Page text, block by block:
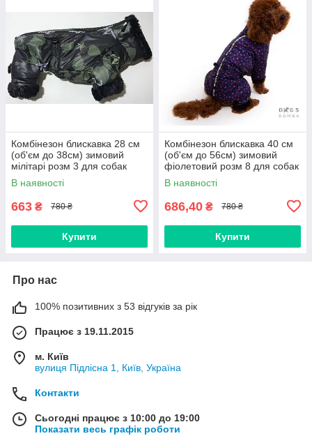
Комбінезон блискавка 28 см
(об'єм до 38см) зимовий
мілітарі розм 3 для собак
В наявності
663 ₴ 780 ₴
Купити
Комбінезон блискавка 40 см
(об'єм до 56см) зимовий
фіолетовий розм 8 для собак
В наявності
686,40 ₴ 780 ₴
Купити
Про нас
100% позитивних з 53 відгуків за рік
Працює з 19.11.2015
м. Київ
вулиця Підлісна 1, Київ, Україна
Контакти
Сьогодні працює з 10:00 до 19:00
Показати весь графік роботи